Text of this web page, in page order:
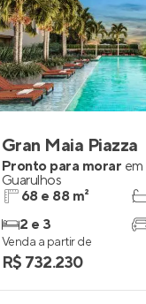
Gran Maia Piazza
Pronto para morar em
Guarulhos
68 e 88 m²
2 e 3
Venda a partir de
R$ 732.230